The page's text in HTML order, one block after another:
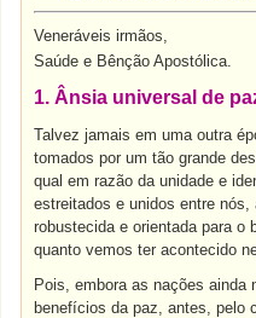
Veneráveis irmãos,
Saúde e Bênção Apostólica.
1. Ânsia universal de
Talvez jamais em uma outra
tomados por um tão grande
qual em razão da unidade e
estreitados e unidos entre
robustecida e orientada para o
quanto vemos ter acontecido
Pois, embora as nações ainda
benefícios da paz, antes, pelo